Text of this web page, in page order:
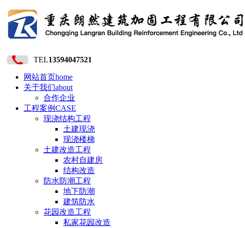
TEL13594047521
网站首页home
关于我们about
合作企业
工程案例CASE
现浇结构工程
土建现浇
现浇楼梯
土建改造工程
农村自建房
结构改造
防水防潮工程
地下防潮
建筑防水
花园改造工程
私家花园改造